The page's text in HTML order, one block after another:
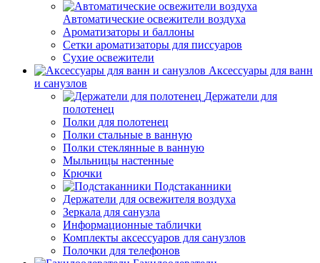
Автоматические освежители воздуха
Ароматизаторы и баллоны
Сетки ароматизаторы для писсуаров
Сухие освежители
Аксессуары для ванн
и санузлов
Держатели для
полотенец
Полки для полотенец
Полки стальные в ванную
Полки стеклянные в ванную
Мыльницы настенные
Крючки
Подстаканники
Держатели для освежителя воздуха
Зеркала для санузла
Информационные таблички
Комплекты аксессуаров для санузлов
Полочки для телефонов